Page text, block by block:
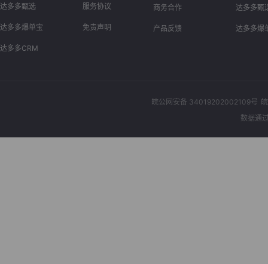
达多多甄选
达多多爆单宝
达多多CRM
服务协议
免责声明
商务合作
产品反馈
达多多甄
达多多爆
皖公网安备 34019202002109号
数据通